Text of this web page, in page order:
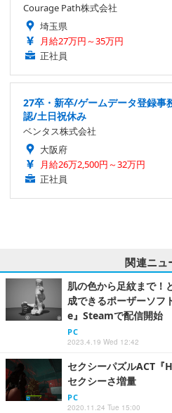
Courage Path株式会社
埼玉県
月給27万円～35万円
正社員
27卒・新卒/ゲームデータ登録事
認/土日祝休み
ベンタス株式会社
大阪府
月給26万2,500円～32万円
正社員
関連ニュ
肌の色から足紋まで！
成できるポーザーソ
e』Steamで配信開始
PC
2023.4.19 Wed 12:42
セクシーパズルACT『
セクシーさ増量
PC
2020.11.24 Tue 15:00